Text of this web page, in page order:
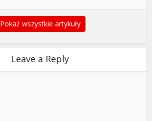
Pokaż wszystkie artykuły
Leave a Reply